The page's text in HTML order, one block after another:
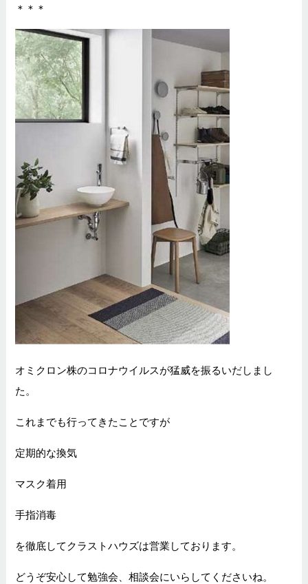
＊＊＊
オミクロン株のコロナウイルスが猛威を振るいだしまし
た。
これまでも行ってきたことですが
定期的な換気
マスク着用
手指消毒
を徹底してクラストハウズは営業しております。
どうぞ安心して勉強会、相談会にいらしてくださいね。